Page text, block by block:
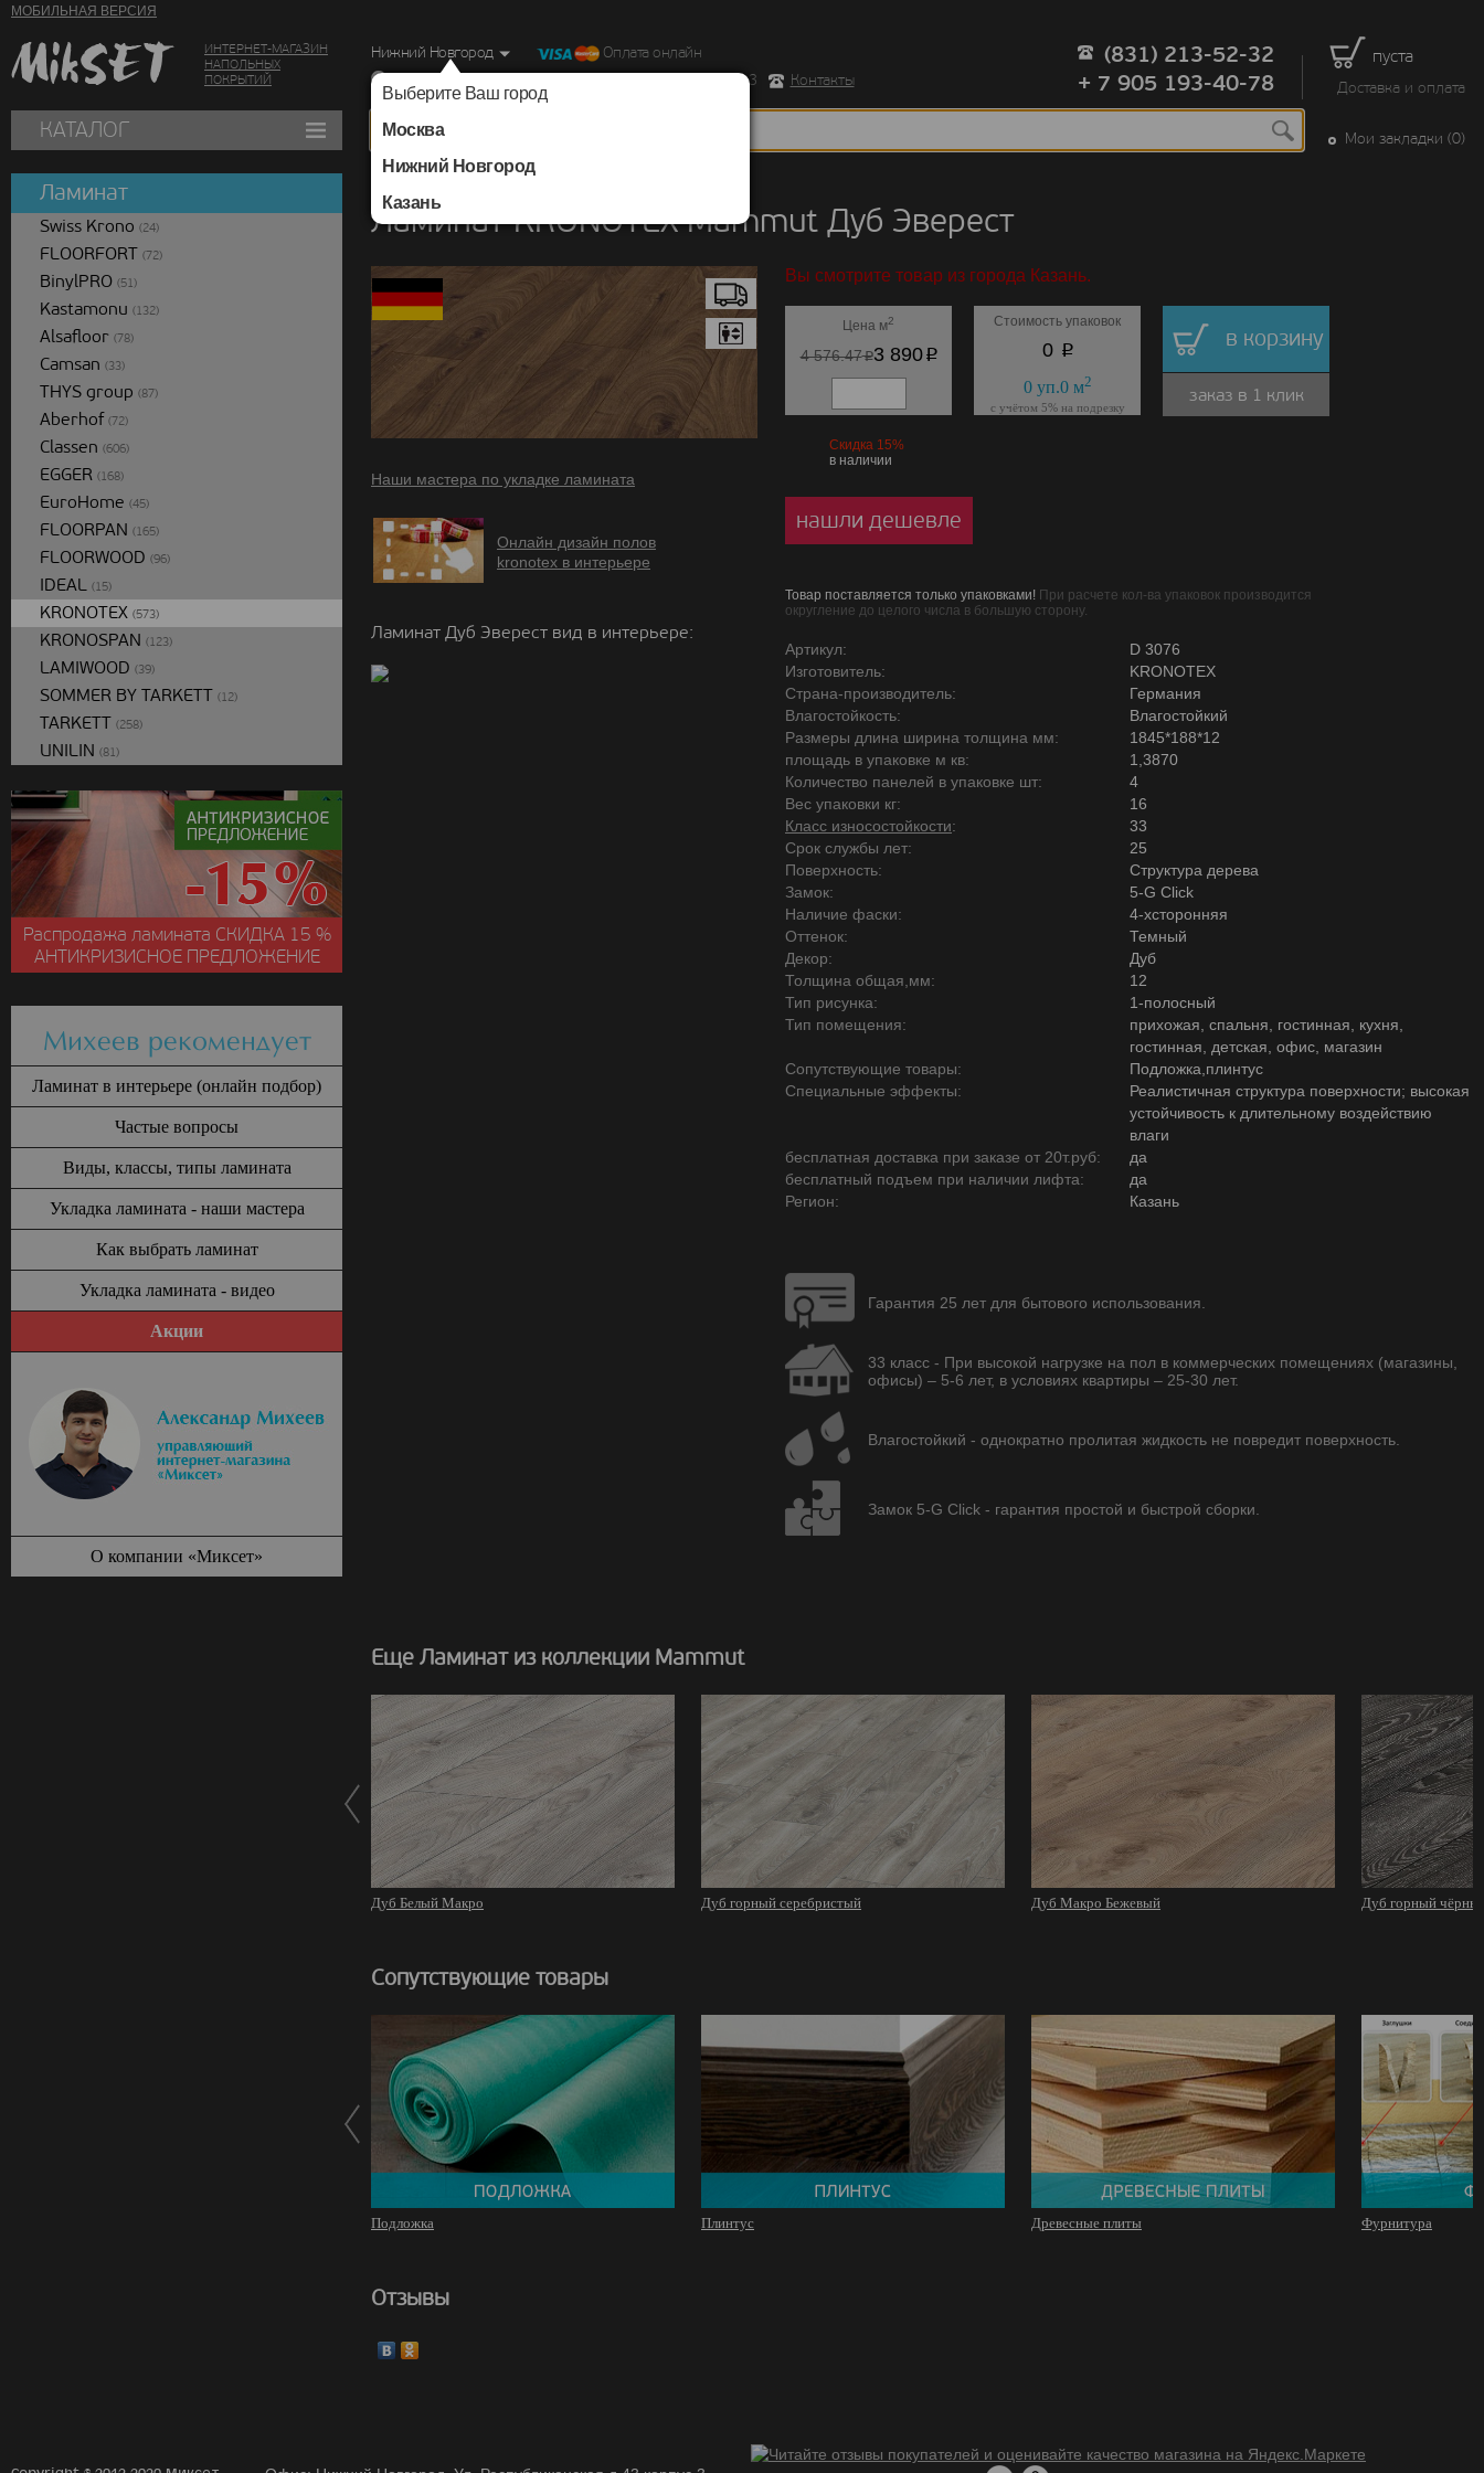
МОБИЛЬНАЯ ВЕРСИЯ
ИНТЕРНЕТ-МАГАЗИН
НАПОЛЬНЫХ
ПОКРЫТИЙ
пуста
Доставка и оплата
Нижний Новгород
Выберите Ваш город
Москва
Нижний Новгород
Казань
Оплата онлайн
г. Нижний Новгород, Ул. Республиканская д.43 корпус 3
Контакты
(831) 213-52-32
+ 7 905 193-40-78
КАТАЛОГ Мои закладки (0)
Ламинат KRONOTEX Mammut Дуб Эверест
Наши мастера по укладке ламината
Онлайн дизайн полов
kronotex в интерьере
Ламинат Дуб Эверест вид в интерьере:
Вы смотрите товар из города Казань.
Цена м2
4 576.47p3 890p
Стоимость упаковок
0 p
0уп.0м2
с учётом 5% на подрезку
в корзину
заказ в 1 клик
Скидка 15%
в наличии
нашли дешевле
Товар поставляется только упаковками! При расчете кол-ва упаковок производится
округление до целого числа в большую сторону.
Артикул:
D 3076
Изготовитель:
KRONOTEX
Страна-производитель:
Германия
Влагостойкость:
Влагостойкий
Размеры длина ширина толщина мм:
1845*188*12
площадь в упаковке м кв:
1,3870
Количество панелей в упаковке шт:
4
Вес упаковки кг:
16
Класс износостойкости:
33
Срок службы лет:
25
Поверхность:
Структура дерева
Замок:
5-G Click
Наличие фаски:
4-хсторонняя
Оттенок:
Темный
Декор:
Дуб
Толщина общая,мм:
12
Тип рисунка:
1-полосный
Тип помещения:
прихожая, спальня, гостинная, кухня,
гостинная, детская, офис, магазин
Сопутствующие товары:
Подложка,плинтус
Специальные эффекты:
Реалистичная структура поверхности; высокая
устойчивость к длительному воздействию
влаги
бесплатная доставка при заказе от 20т.руб:
да
бесплатный подъем при наличии лифта:
да
Регион:
Казань
Гарантия 25 лет для бытового использования.
33 класс - При высокой нагрузке на пол в коммерческих помещениях (магазины,
офисы) – 5-6 лет, в условиях квартиры – 25-30 лет.
Влагостойкий - однократно пролитая жидкость не повредит поверхность.
Замок 5-G Click - гарантия простой и быстрой сборки.
Еще Ламинат из коллекции Mammut
Дуб Белый Макро Дуб горный серебристый Дуб Макро Бежевый Дуб горный
Сопутствующие товары
Подложка Плинтус Древесные плиты Фурнитура
Отзывы
Ламинат
Swiss Krono (24)
FLOORFORT (72)
BinylPRO (51)
Kastamonu (132)
Alsafloor (78)
Camsan (33)
THYS group (87)
Aberhof (72)
Classen (606)
EGGER (168)
EuroHome (45)
FLOORPAN (165)
FLOORWOOD (96)
IDEAL (15)
KRONOTEX (573)
KRONOSPAN (123)
LAMIWOOD (39)
SOMMER BY TARKETT (12)
TARKETT (258)
UNILIN (81)
Распродажа ламината СКИДКА15 %
АНТИКРИЗИСНОЕ ПРЕДЛОЖЕНИЕ
Михеев рекомендует
Ламинат в интерьере (онлайн подбор)
Частые вопросы
Виды, классы, типы ламината
Укладка ламината - наши мастера
Как выбрать ламинат
Укладка ламината - видео
Акции
О компании «Миксет»